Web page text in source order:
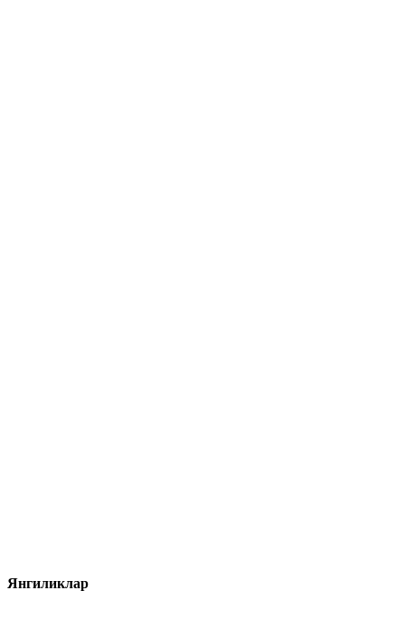
Янгиликлар